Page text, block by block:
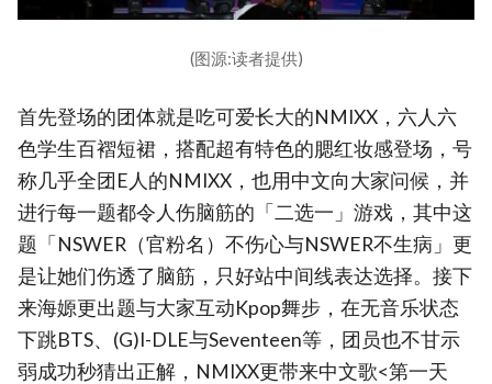
(图源:读者提供)
首先登场的团体就是吃可爱长大的NMIXX，六人六
色学生百褶短裙，搭配超有特色的腮红妆感登场，号
称几乎全团E人的NMIXX，也用中文向大家问候，并
进行每一题都令人伤脑筋的「二选一」游戏，其中这
题「NSWER（官粉名）不伤心与NSWER不生病」更
是让她们伤透了脑筋，只好站中间线表达选择。接下
来海嫄更出题与大家互动Kpop舞步，在无音乐状态
下跳BTS、(G)I-DLE与Seventeen等，团员也不甘示
弱成功秒猜出正解，NMIXX更带来中文歌<第一天